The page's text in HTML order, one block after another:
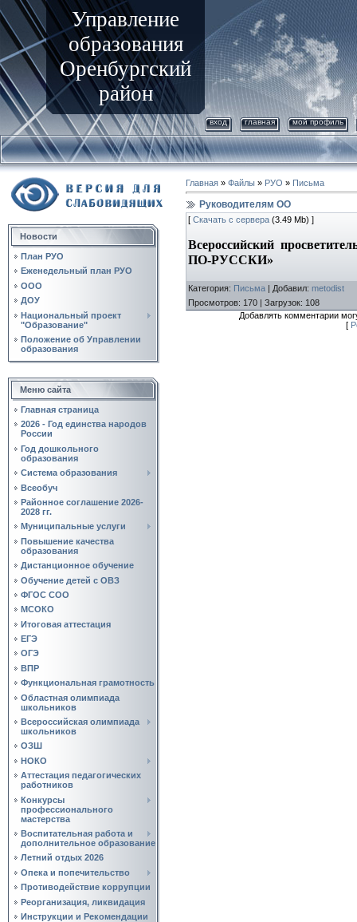
Управление
образования
Оренбургский
район
вход главная мой профиль
Новости
План РУО
Еженедельный план РУО
ООО
ДОУ
Национальный проект
"Образование"
Положение об Управлении
образования
Меню сайта
Главная страница
2026 - Год единства народов
России
Год дошкольного
образования
Система образования
Всеобуч
Районное соглашение 2026-
2028 гг.
Муниципальные услуги
Повышение качества
образования
Дистанционное обучение
Обучение детей с ОВЗ
ФГОС СОО
МСОКО
Итоговая аттестация
ЕГЭ
ОГЭ
ВПР
Функциональная грамотность
Областная олимпиада
школьников
Всероссийская олимпиада
школьников
ОЗШ
НОКО
Аттестация педагогических
работников
Конкурсы
профессионального
мастерства
Воспитательная работа и
дополнительное образование
Летний отдых 2026
Опека и попечительство
Противодействие коррупции
Реорганизация, ликвидация
Инструкции и Рекомендации
Главная » Файлы » РУО » Письма
Руководителям ОО
[ Скачать с сервера (3.49 Mb) ]
Всероссийский
ПО-РУССКИ»
Категория: Письма | Добавил: metodist
Просмотров: 170 | Загрузок: 108
Добавлять комментарии
[